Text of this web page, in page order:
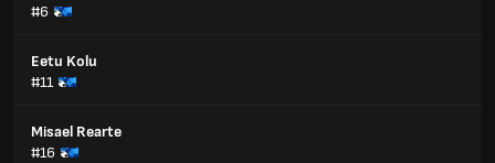
#6
Eetu Kolu
#11
Misael Rearte
#16